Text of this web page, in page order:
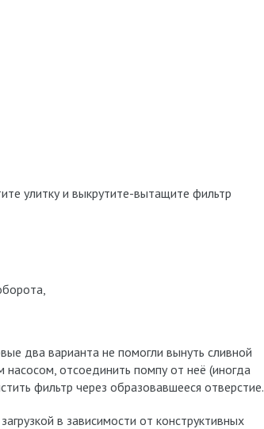
улитку и выкрутите-вытащите фильтр
два варианта не помогли вынуть сливной
отсоединить помпу от неё (иногда
фильтр через образовавшееся отверстие.
в зависимости от конструктивных